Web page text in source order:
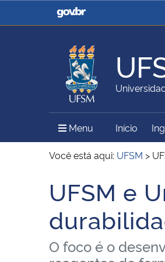
Casa Civil
Ministério da Agricultura,
Pecuária e Abastecimento
Ministério do Meio Ambiente
Secretaria de Governo
Menu MenuInício
Você está aqui: UFSM >
Início do conteúdo
UFSM e
O foco é o